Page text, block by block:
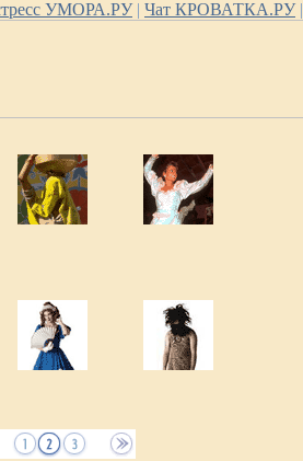
УМОРА.РУ| Чат КРОВАТКА.РУ|